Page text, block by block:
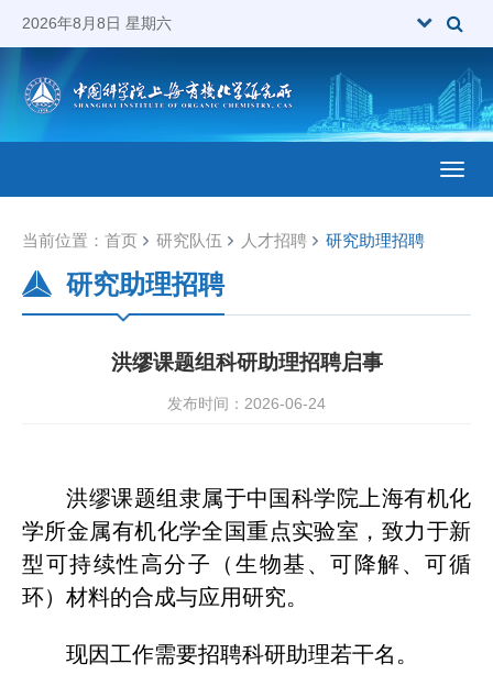
2026年8月8日 星期六
当前位置： 首页 研究队伍 人才招聘 研究助理招聘
研究助理招聘
洪缪课题组科研助理招聘启事
发布时间：2026-06-24
洪缪课题组隶属于中国科学院上海有机化
学所金属有机化学全国重点实验室，致力于新
型可持续性高分子（生物基、可降解、可循
环）材料的合成与应用研究。
现因工作需要招聘科研助理若干名。